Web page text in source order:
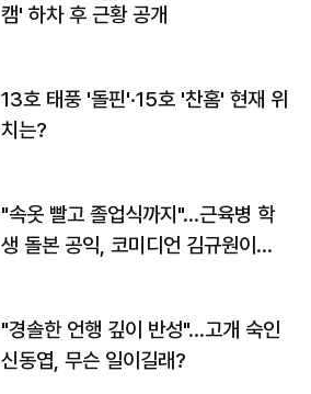
캠' 하차 후 근황 공개
13호 태풍 '돌핀'·15호 '찬홈' 현재 위
치는?
"속옷 빨고 졸업식까지"…근육병 학
생 돌본 공익, 코미디언 김규원이었
"경솔한 언행 깊이 반성"…고개 숙인
신동엽, 무슨 일이길래?